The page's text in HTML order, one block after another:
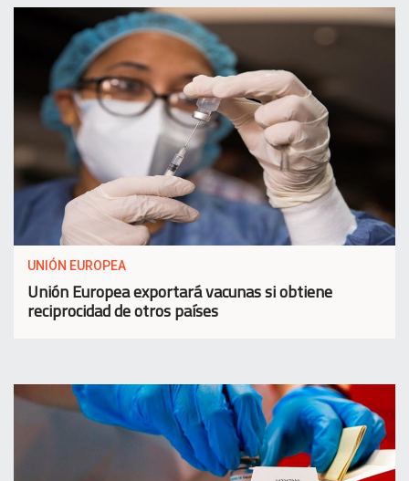
UNIÓN EUROPEA
Unión Europea exportará vacunas si obtiene
reciprocidad de otros países